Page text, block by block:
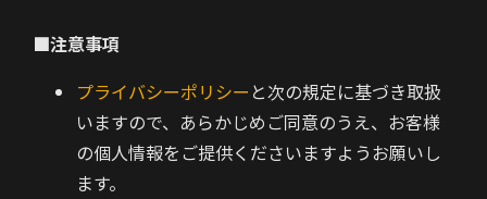
■注意事項
プライバシーポリシー と次の規定に基づき取扱
いますので、あらかじめご同意のうえ、お客様
の個人情報をご提供くださいますようお願いし
ます。